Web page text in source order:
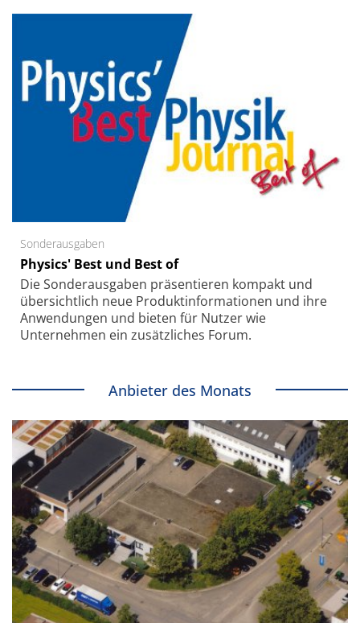
Sonderausgaben
Physics' Best und Best of
Die Sonder­ausgaben präsentieren kompakt und
übersichtlich neue Produkt­informationen und ihre
Anwendungen und bieten für Nutzer wie
Unternehmen ein zusätzliches Forum.
Anbieter des Monats